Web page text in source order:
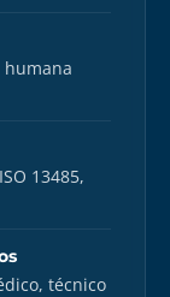
humana
13485,
técnico